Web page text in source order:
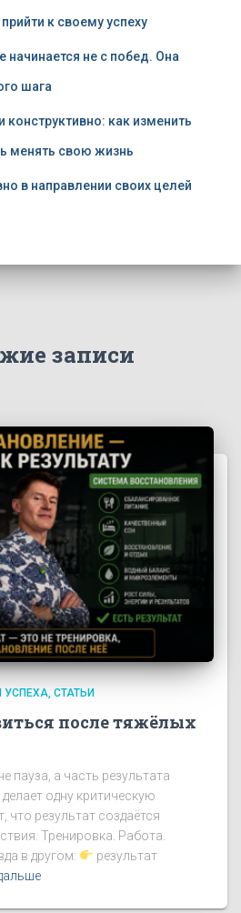
к своему успеху
начинается не с побед. Она
шага
конструктивно: как изменить
менять свою жизнь
в направлении своих целей
записи
УСПЕХА СТАТЬИ
после тяжёлых
пауза, а часть результата
одну критическую
результат создаётся
Тренировка. Работа.
в другом:
результат